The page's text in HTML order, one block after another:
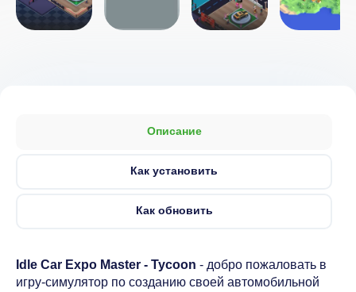
Описание
Как установить
Как обновить
Idle Car Expo Master - Tycoon - добро пожаловать в
игру-симулятор по созданию своей автомобильной